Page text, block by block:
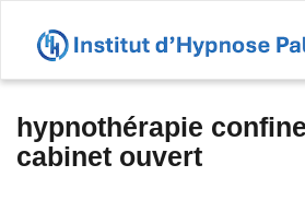
hypnothérapie
cabinet ouvert